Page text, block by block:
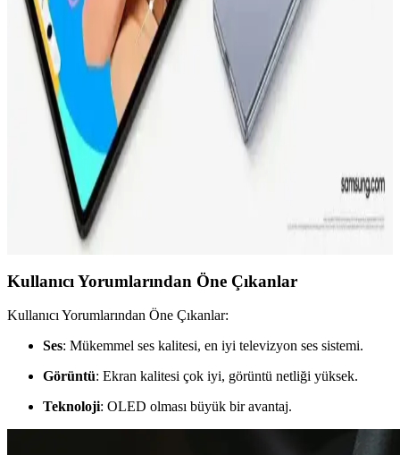
70 cm Çapında Uydu Sistemleri: Yüksek Kalite ve
Geniş Kapsama Alanı Sağlayan Çözümler
70 cm uydu sistemleri, yüksek çözünürlük ve dayanıklılık
özellikleriyle hem ev hem de profesyonel kullanıma uygun, geniş
kapsama alanı ve kolay kurulum avantajlarıyla tercih ediliyor.
Samsung'un Güncel Teknolojik Ürünleri ve Geleceğe
Yönelik Yenilikleri Hakkında Detaylar
Samsung'un yeni ürünleri ve teknolojik gelişmeleri hakkında
detaylar sınırlı olsa da, inovasyon stratejileri ve ürün yelpazesiyle
sektörde liderliğini sürdürüyor.
Kullanıcı Yorumlarından Öne Çıkanlar
Kullanıcı Yorumlarından Öne Çıkanlar:
Ses: Mükemmel ses kalitesi, en iyi televizyon ses sistemi.
Görüntü: Ekran kalitesi çok iyi, görüntü netliği yüksek.
Teknoloji: OLED olması büyük bir avantaj.